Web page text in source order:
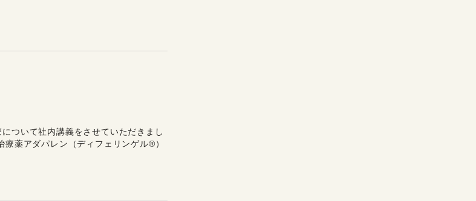
ついて社内講義をさせていただきまし
薬アダパレン（ディフェリンゲル®︎）